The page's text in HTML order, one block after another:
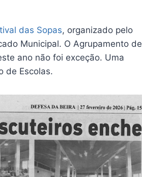
das Sopas, organizado pelo
Municipal. O Agrupamento de
ano não foi exceção. Uma
de Escolas.